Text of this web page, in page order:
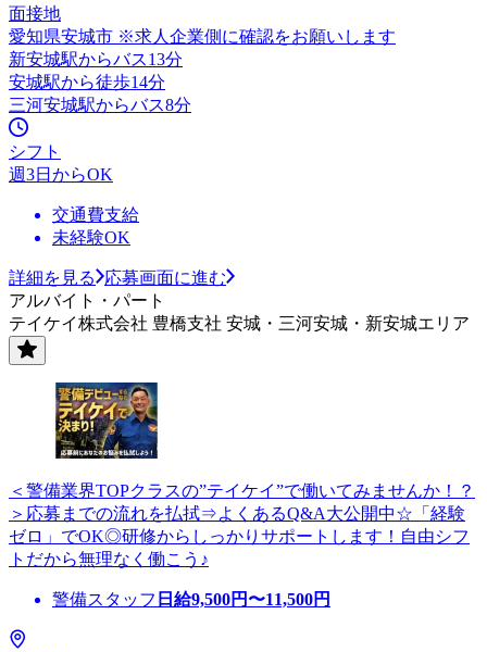
面接地
愛知県安城市 ※求人企業側に確認をお願いします
新安城駅からバス13分
安城駅から徒歩14分
三河安城駅からバス8分
シフト
週3日からOK
交通費支給
未経験OK
詳細を見る
応募画面に進む
アルバイト・パート
テイケイ株式会社 豊橋支社 安城・三河安城・新安城エリア
＜警備業界TOPクラスの”テイケイ”で働いてみませんか！？
＞応募までの流れを払拭⇒よくあるQ&A大公開中☆「経験
ゼロ」でOK◎研修からしっかりサポートします！自由シフ
トだから無理なく働こう♪
警備スタッフ 日給9,500円〜11,500円